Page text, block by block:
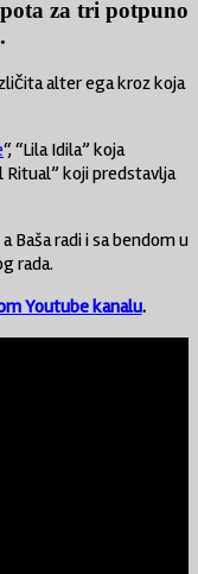
za tri potpuno
alter ega kroz koja
“, “Lila Idila” koja
Ritual” koji predstavlja
Baša radi i sa bendom u
rada.
Youtube kanalu.